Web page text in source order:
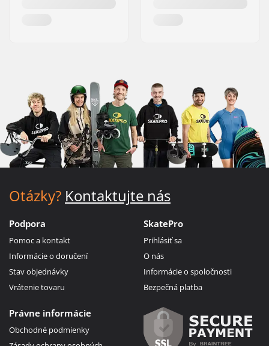
Otázky? Kontaktujte nás
Podpora
Pomoc a kontakt
Informácie o doručení
Stav objednávky
Vrátenie tovaru
SkatePro
Prihlásiť sa
O nás
Informácie o spoločnosti
Bezpečná platba
Právne informácie
Obchodné podmienky